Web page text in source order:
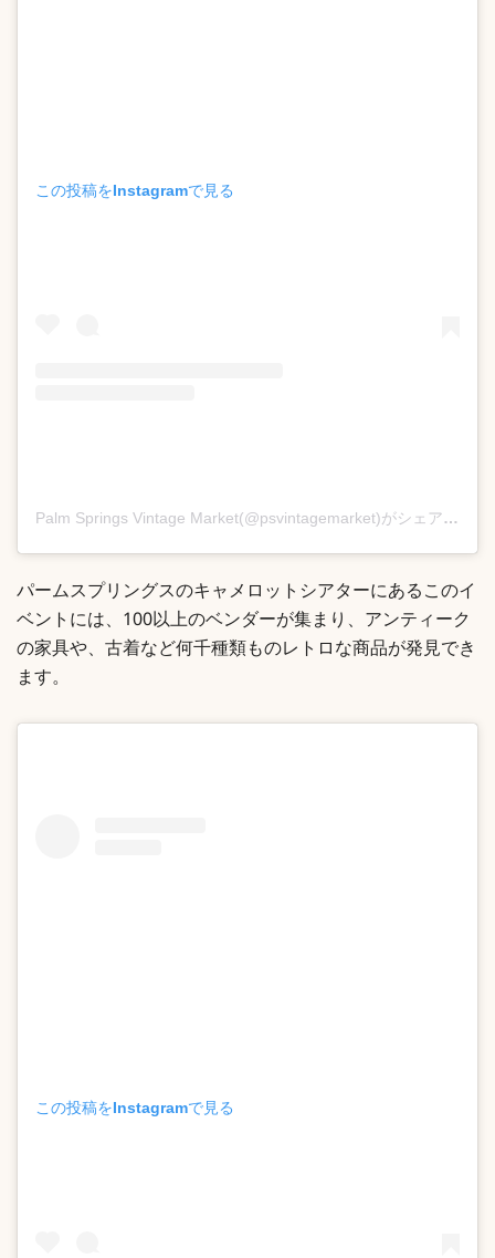
この投稿をInstagramで見る
Palm Springs Vintage Market(@psvintagemarket)がシェアした投稿
パームスプリングスのキャメロットシアターにあるこのイ
ベントには、100以上のベンダーが集まり、アンティーク
の家具や、古着など何千種類ものレトロな商品が発見でき
ます。
この投稿をInstagramで見る